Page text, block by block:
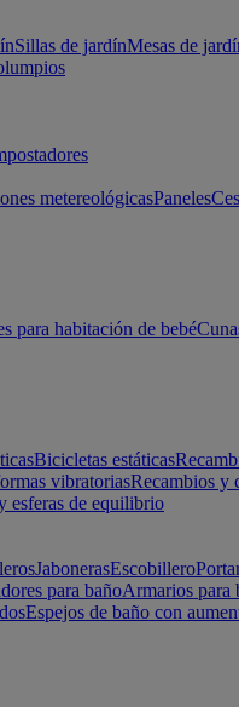
Sillas de jardínMesas de
metereológicasPaneles
para habitación de bebé
Bicicletas estáticas
vibratoriasRecambios y
esferas de equilibrio
JabonerasEscobillero
para bañoArmarios para
Espejos de baño con